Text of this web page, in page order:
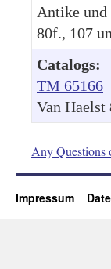
Antike und
80f., 107
Catalogs:
TM 65166
Van Haelst
Any Questions
Impressum